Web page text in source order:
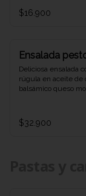
$16.900
Ensalada
Deliciosa ensalada
rúgula en aceite de
balsámico queso
$32.900